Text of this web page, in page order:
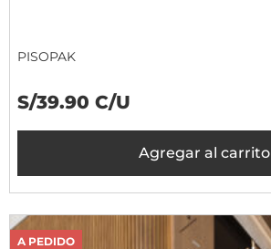
PISOPAK
S/39.90 C/U
Agregar al carrito
A PEDIDO